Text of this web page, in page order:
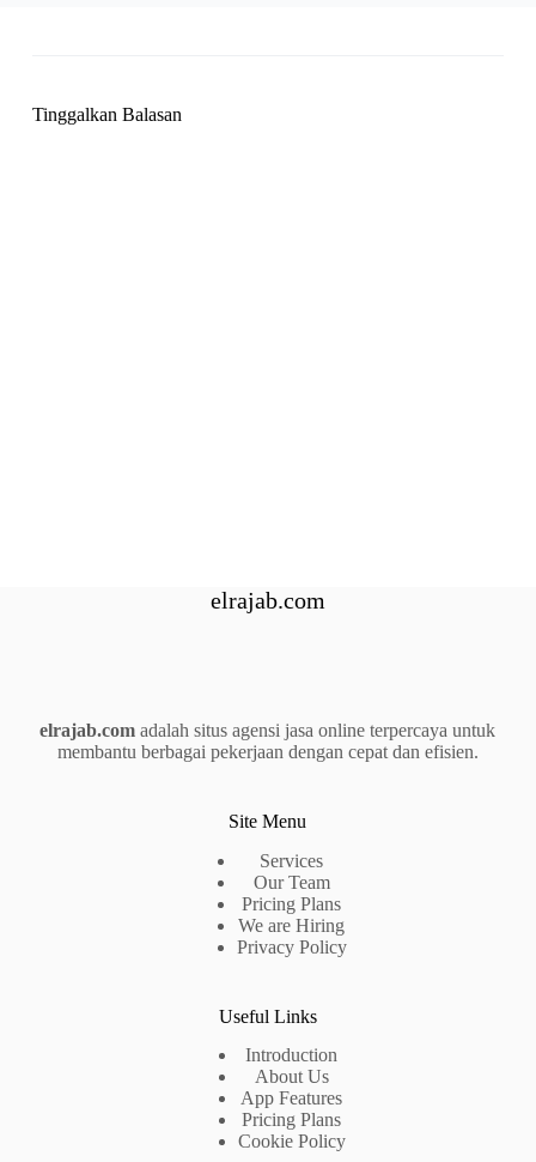
Tinggalkan Balasan
elrajab.com
elrajab.com adalah situs agensi jasa online terpercaya untuk
membantu berbagai pekerjaan dengan cepat dan efisien.
Site Menu
Services
Our Team
Pricing Plans
We are Hiring
Privacy Policy
Useful Links
Introduction
About Us
App Features
Pricing Plans
Cookie Policy